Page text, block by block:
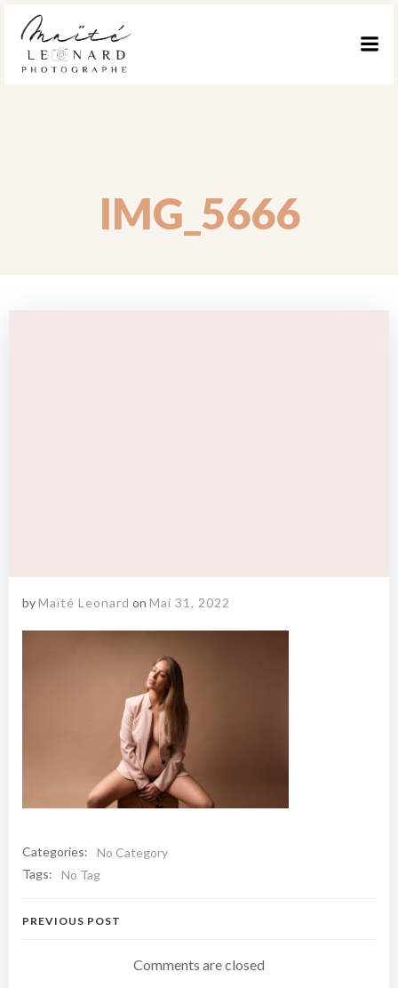
IMG_5666
byMaïté Leonard on Mai 31, 2022
Categories:
No Category
Tags:
No Tag
Navigation
PREVIOUS POST
Comments are closed